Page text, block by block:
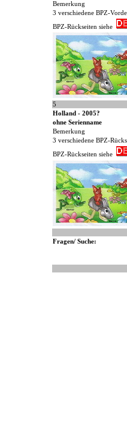
Bemerkung
3 verschiedene BPZ-
BPZ-Rückseiten siehe
5
Holland - 2005?
ohne Serienname
Bemerkung
3 verschiedene BPZ-
BPZ-Rückseiten siehe
Fragen/ Suche: